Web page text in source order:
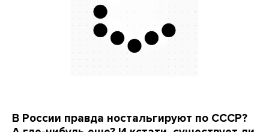
В России правда ностальгируют по СССР?